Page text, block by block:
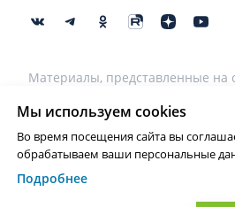
Материалы, представленные на
использованы для постановки
лечения и не являются
Необходима
Нашли ошибку? Выделите текст и
Мы используем cookies
Во время посещения сайта вы
обрабатываем ваши персональные
Подробнее